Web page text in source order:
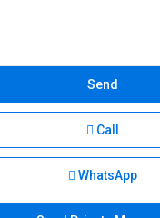
Call
WhatsApp